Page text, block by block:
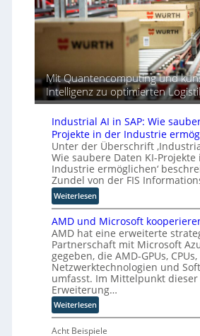
o
n
F
m
w
a
s
b
e
i
o
r
d
e
e
i
e
B
r
e
m
s
e
-
e
u
p
ä
s
c
h
e
n
R
o
u
t
e
r
-
H
e
r
s
d
s
t
i
e
z
u
y
o
n
t
r
e
i
b
t
u
n
d
w
e
l
c
h
e
R
o
l
l
Mit Quantencomputing und
Intelligenz zu optimierten
Industrial AI in SAP: Wie
Projekte in der Industrie
Unter der Überschrift
Wie saubere Daten KI-
Industrie ermöglichen‘
Zundel von der FIS
Weiterlesen:
I
n
d
u
s
t
r
i
a
l
AMD und Microsoft
AMD hat eine erweiterte
Partnerschaft mit Microsoft
gegeben, die AMD-GPUs, CPUs,
Netzwerktechnologien und
umfasst. Im Mittelpunkt dieser
Erweiterung…
Weiterlesen:
A
M
Acht Beispiele